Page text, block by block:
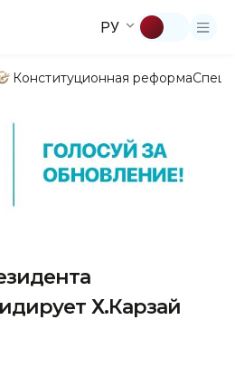
РУ
Конституционная реформа
Х.Карзай